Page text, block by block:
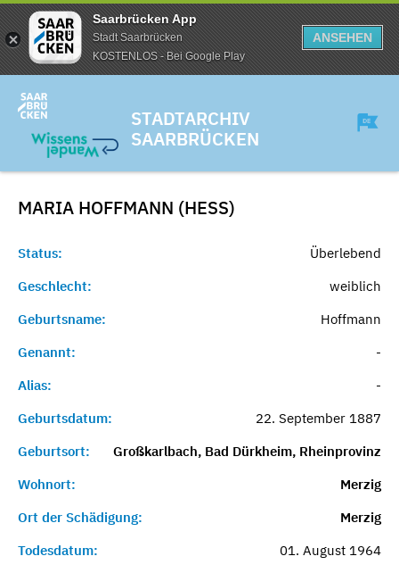
Saarbrücken App
Stadt Saarbrücken
KOSTENLOS - Bei Google Play
ANSEHEN
STADTARCHIV
SAARBRÜCKEN
MARIA HOFFMANN (HESS)
Status:
Überlebend
Geschlecht:
weiblich
Geburtsname:
Hoffmann
Genannt:
-
Alias:
-
Geburtsdatum:
22. September 1887
Geburtsort:
Großkarlbach, Bad Dürkheim, Rheinprovinz
Wohnort:
Merzig
Ort der Schädigung:
Merzig
Todesdatum:
01. August 1964